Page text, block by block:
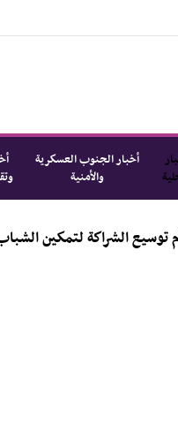
أخبار الجنوب العسكرية
والأمنية
لتمكين الشباب و دعم